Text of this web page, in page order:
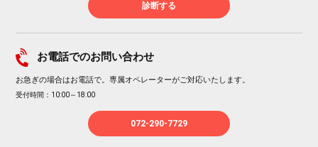
診断する
お電話でのお問い合わせ
お急ぎの場合はお電話で。専属オペレーターがご対応いたします。
受付時間：10:00～18:00
072-290-7729